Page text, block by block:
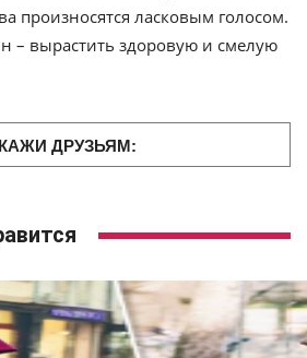
произносятся ласковым голосом.
– вырастить здоровую и смелую
ДРУЗЬЯМ: